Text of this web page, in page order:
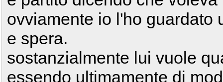
ovviamente io l'ho guardato
e spera.
sostanzialmente lui vuole
essendo ultimamente di